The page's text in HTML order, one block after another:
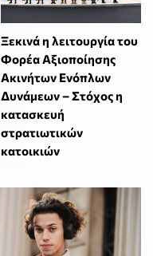
Ξεκινά η λειτουργία του
Φορέα Αξιοποίησης
Ακινήτων Ενόπλων
Δυνάμεων – Στόχος η
κατασκευή
στρατιωτικών
κατοικιών